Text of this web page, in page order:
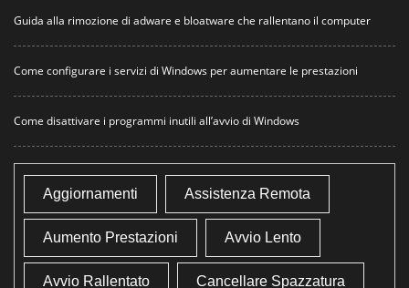
Guida alla rimozione di adware e bloatware che rallentano il computer
Come configurare i servizi di Windows per aumentare le prestazioni
Come disattivare i programmi inutili all’avvio di Windows
Aggiornamenti Assistenza Remota
Aumento Prestazioni Avvio Lento
Avvio Rallentato Cancellare Spazzatura